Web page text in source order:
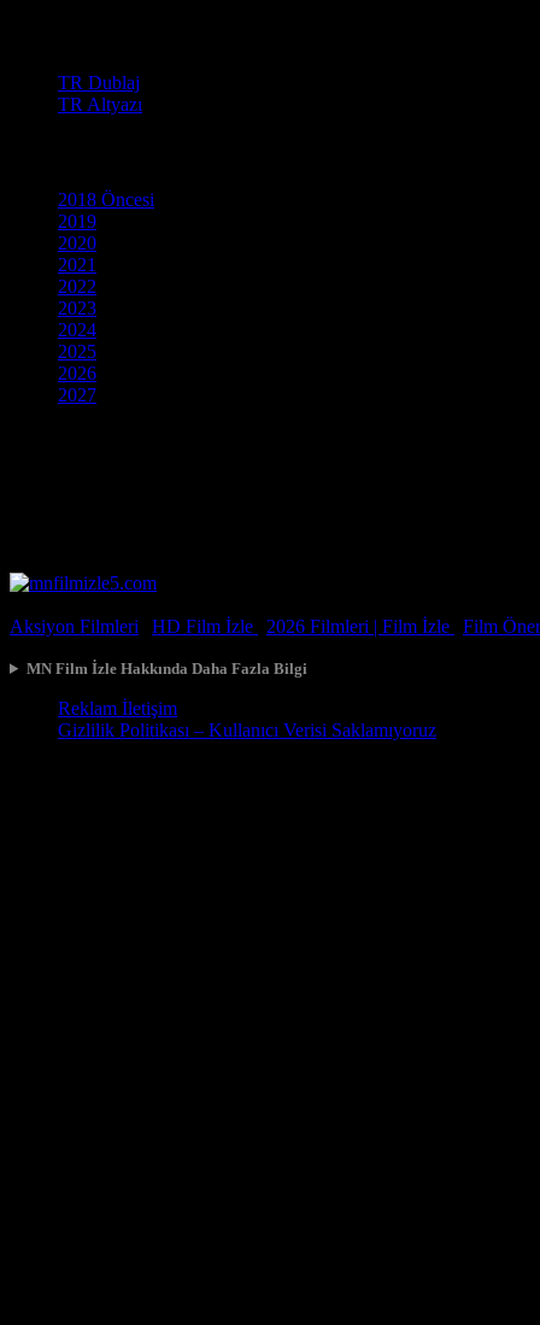
TR Dublaj
TR Altyazı
2018 Öncesi
2019
2020
2021
2022
2023
2024
2025
2026
2027
Aksiyon Filmleri
HD Film İzle 2026 Filmleri | Film İzle Film
MN Film İzle Hakkında Daha Fazla Bilgi
Reklam İletişim
Gizlilik Politikası – Kullanıcı Verisi Saklamıyoruz